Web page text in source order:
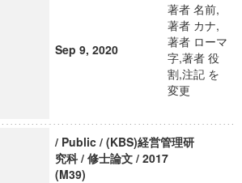
Sep 9, 2020
著者 名前,
著者 カナ,
著者 ローマ
字,著者 役
割,注記 を
変更
/ Public / (KBS)経営管理研
究科 / 修士論文 / 2017
(M39)